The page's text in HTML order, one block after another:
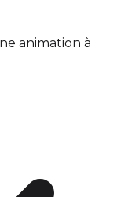
animation à